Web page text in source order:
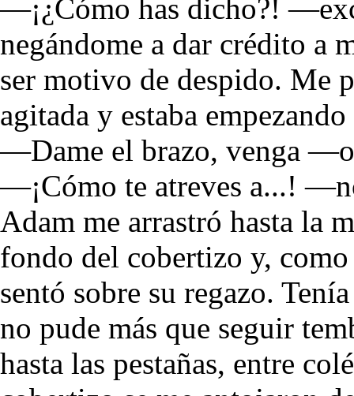
—¡¿Cómo has dicho?!
negándome a dar crédito a
ser motivo de despido. Me
agitada y estaba empezando
—Dame el brazo, venga
—¡Cómo te atreves a...!
Adam me arrastró hasta la
fondo del cobertizo y,
sentó sobre su regazo.
no pude más que seguir
hasta las pestañas, entre